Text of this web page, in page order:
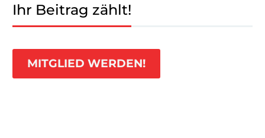
Ihr Beitrag zählt!
MITGLIED WERDEN!